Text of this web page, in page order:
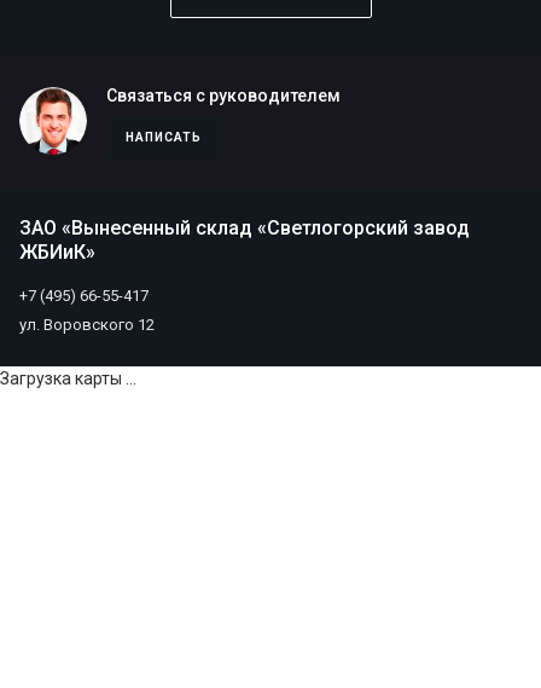
Связаться с руководителем
НАПИСАТЬ
ЗАО «Вынесенный склад «Светлогорский завод
ЖБИиК»
+7 (495) 66-55-417
ул. Воровского 12
Загрузка карты ...